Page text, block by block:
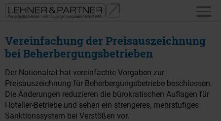
Vereinfachung der Preisauszeichnung
bei Beherbergungsbetrieben
Der Nationalrat hat vereinfachte Vorgaben zur
Preisauszeichnung für Beherbergungsbetriebe beschlossen.
Die Änderungen reduzieren die bürokratischen Auflagen für
Hotelier-Betriebe und sehen ein strengeres, mehrstufiges
Sanktionssystem bei Verstößen vor.